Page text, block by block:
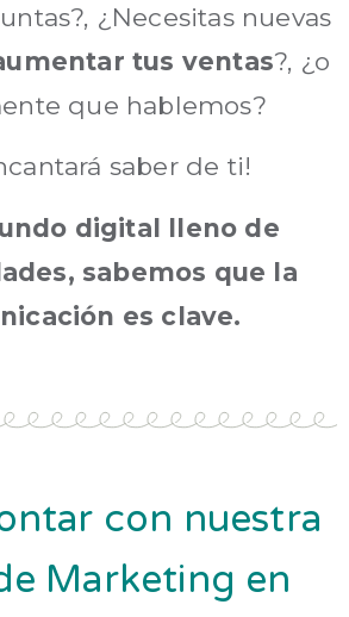
¿Necesitas nuevas
tus ventas?, ¿o
que hablemos?
saber de ti!
digital lleno de
sabemos que la
es clave.
con nuestra
Marketing en